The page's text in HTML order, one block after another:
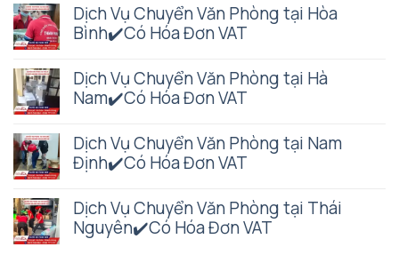
Dịch Vụ Chuyển Văn Phòng tại Hòa
Bình✔️Có Hóa Đơn VAT
Dịch Vụ Chuyển Văn Phòng tại Hà
Nam✔️Có Hóa Đơn VAT
Dịch Vụ Chuyển Văn Phòng tại Nam
Định✔️Có Hóa Đơn VAT
Dịch Vụ Chuyển Văn Phòng tại Thái
Nguyên✔️Có Hóa Đơn VAT